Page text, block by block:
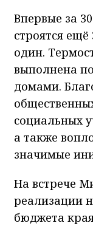
Впервые за
строятся
один.
выполнена
домами.
социальных
а также
значимые
На встрече
реализации
бюджета